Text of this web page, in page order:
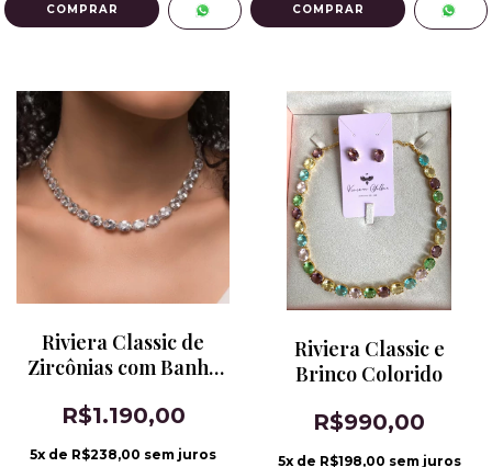
Riviera Classic de
Zircônias com Banho
R$1.190,00
5x de R$238,00 sem juros
Riviera Classic e
Brinco Colorido
R$990,00
5x de R$198,00 sem juros